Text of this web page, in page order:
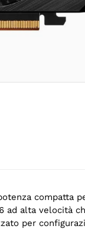
compatta
ad alta velocità
per